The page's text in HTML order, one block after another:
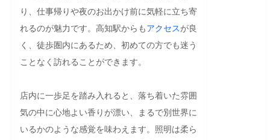
り、仕事帰りや夜のお出かけ前に気軽に立ち寄
れるのが魅力です。高知駅からもアクセスが良
く、徒歩圏内にあるため、初めての方でも迷う
ことなく訪れることができます。
店内に一歩足を踏み入れると、落ち着いた雰囲
気の中に心地よい香りが漂い、まるで別世界に
いるかのような感覚を味わえます。照明は柔ら